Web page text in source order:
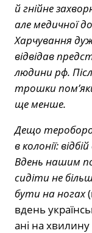
й гнійне
але медичної
Харчування
відвідав
людини рф.
трошки
ще менше.
Дещо
в колонії:
Вдень нашим
сидіти не
бути на ногах
вдень
ані на